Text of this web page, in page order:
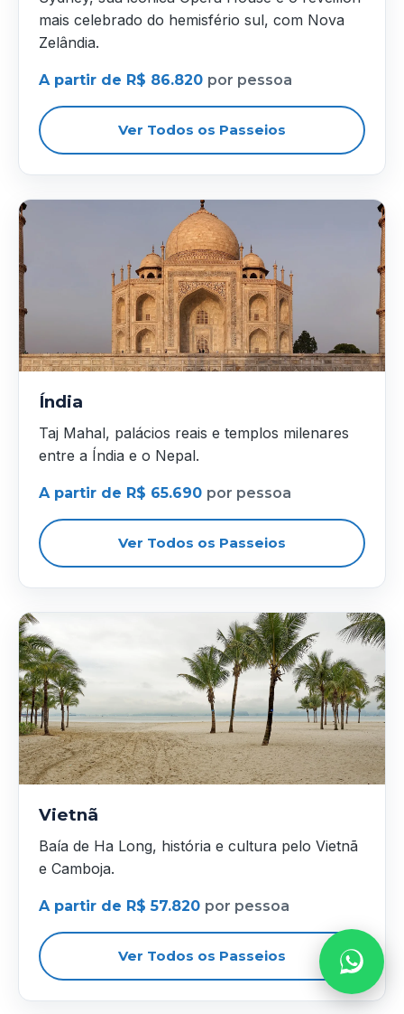
mais celebrado do hemisfério sul, com Nova
Zelândia.
A partir de R$ 86.820 por pessoa
Ver Todos os Passeios
Índia
Taj Mahal, palácios reais e templos milenares
entre a Índia e o Nepal.
A partir de R$ 65.690 por pessoa
Ver Todos os Passeios
Vietnã
Baía de Ha Long, história e cultura pelo Vietnã
e Camboja.
A partir de R$ 57.820 por pessoa
Ver Todos os Passeios